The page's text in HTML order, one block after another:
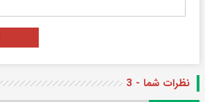
نظرات شما - 3